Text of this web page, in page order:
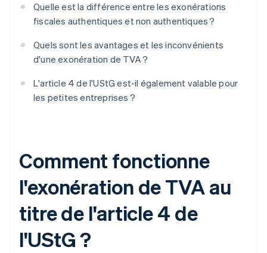
Quelle est la différence entre les exonérations
fiscales authentiques et non authentiques ?
Quels sont les avantages et les inconvénients
d'une exonération de TVA ?
L'article 4 de l'UStG est-il également valable pour
les petites entreprises ?
Comment fonctionne
l'exonération de TVA au
titre de l'article 4 de
l'UStG ?